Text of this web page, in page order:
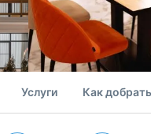
Услуги Как